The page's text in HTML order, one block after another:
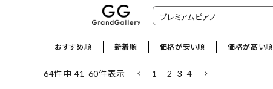
おすすめ順 新着順 価格が安い順 価格が高い順
64件中 41 -60件表示 1 2 3 4